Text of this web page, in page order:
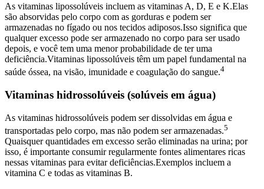
As vitaminas lipossolúveis incluem as vitaminas A, D, E e K.Elas
são absorvidas pelo corpo com as gorduras e podem ser
armazenadas no fígado ou nos tecidos adiposos.Isso significa que
qualquer excesso pode ser armazenado no corpo para ser usado
depois, e você tem uma menor probabilidade de ter uma
deficiência.Vitaminas lipossolúveis têm um papel fundamental na
saúde óssea, na visão, imunidade e coagulação do sangue.4
Vitaminas hidrossolúveis (solúveis em água)
As vitaminas hidrossolúveis podem ser dissolvidas em água e
transportadas pelo corpo, mas não podem ser armazenadas.5
Quaisquer quantidades em excesso serão eliminadas na urina; por
isso, é importante consumir regularmente fontes alimentares ricas
nessas vitaminas para evitar deficiências.Exemplos incluem a
vitamina C e todas as vitaminas B.